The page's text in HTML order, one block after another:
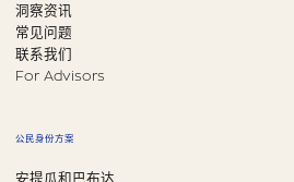
洞察资讯
常见问题
联系我们
For Advisors
公民身份方案
安提瓜和巴布达